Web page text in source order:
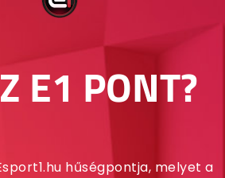
E1 PONT?
hűségpontja, melyet a